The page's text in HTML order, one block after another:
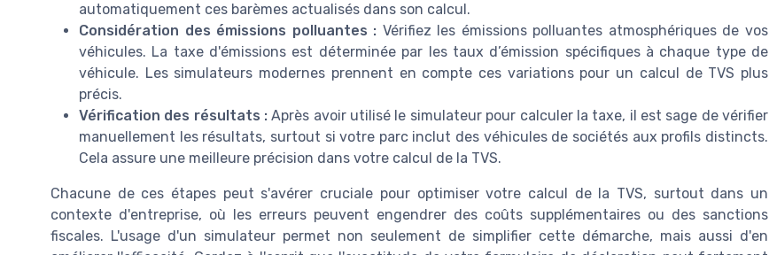
automatiquement ces barèmes actualisés dans son calcul.
Considération des émissions polluantes : Vérifiez les émissions polluantes atmosphériques de vos
véhicules. La taxe d'émissions est déterminée par les taux d’émission spécifiques à chaque type de
véhicule. Les simulateurs modernes prennent en compte ces variations pour un calcul de TVS plus
précis.
Vérification des résultats : Après avoir utilisé le simulateur pour calculer la taxe, il est sage de vérifier
manuellement les résultats, surtout si votre parc inclut des véhicules de sociétés aux profils distincts.
Cela assure une meilleure précision dans votre calcul de la TVS.
Chacune de ces étapes peut s'avérer cruciale pour optimiser votre calcul de la TVS, surtout dans un
contexte d'entreprise, où les erreurs peuvent engendrer des coûts supplémentaires ou des sanctions
fiscales. L'usage d'un simulateur permet non seulement de simplifier cette démarche, mais aussi d'en